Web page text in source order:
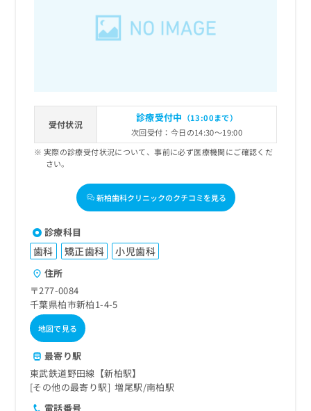
受付状況
診療受付中 （13:00まで）
次回受付：今日の14:30～19:00
実際の診療受付状況について、事前に必ず医療機関にご確認くだ
さい。
新柏歯科クリニックのクチコミを見る
診療科目
歯科 矯正歯科 小児歯科
住所
〒277-0084
千葉県柏市新柏1-4-5
地図で見る
最寄り駅
東武鉄道野田線【新柏駅】
その他の最寄り駅
増尾駅 南柏駅
電話番号